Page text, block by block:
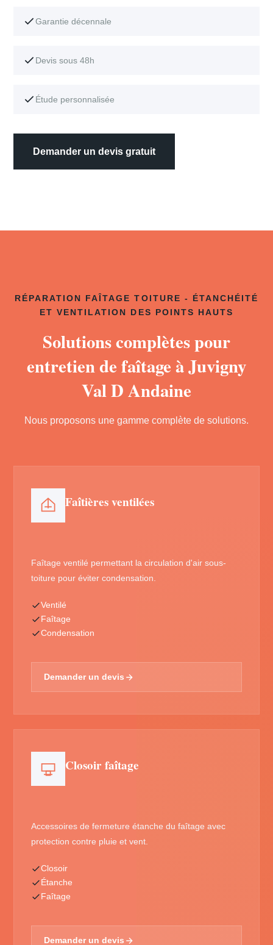
Garantie décennale
Devis sous 48h
Étude personnalisée
Demander un devis gratuit
RÉPARATION FAÎTAGE TOITURE - ÉTANCHÉITÉ
ET VENTILATION DES POINTS HAUTS
Solutions complètes pour
entretien de faîtage à Juvigny
Val D Andaine
Nous proposons une gamme complète de solutions.
Faîtières ventilées
Faîtage ventilé permettant la circulation d'air sous-
toiture pour éviter condensation.
Ventilé
Faîtage
Condensation
Demander un devis
Closoir faîtage
Accessoires de fermeture étanche du faîtage avec
protection contre pluie et vent.
Closoir
Étanche
Faîtage
Demander un devis